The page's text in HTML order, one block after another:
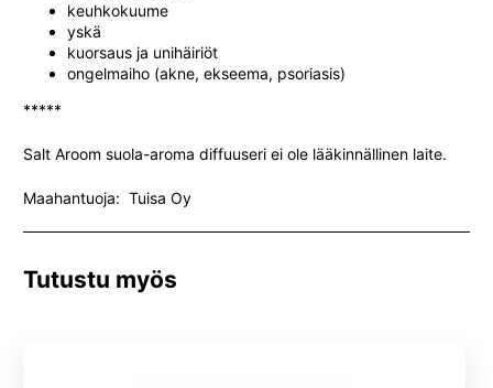
keuhkokuume
yskä
kuorsaus ja unihäiriöt
ongelmaiho (akne, ekseema, psoriasis)
*****
Salt Aroom suola-aroma diffuuseri ei ole lääkinnällinen laite.
Maahantuoja: Tuisa Oy
Tutustu myös